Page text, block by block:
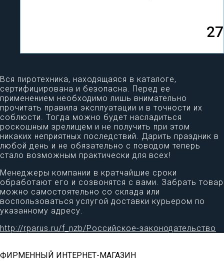
Вся пиротехника, находящаяся в каталоге,
сертифицирована и безопасна. Перед ее
применением необходимо лишь внимательно
прочитать правила эксплуатации и в точности их
соблюсти. Тогда можно будет насладиться
роскошным зрелищем и не получить при этом
никаких неприятных последствий. Дарить праздник в
любой день и не обязательно с поводом теперь
стало возможным практически для всех!
Менеджеры компании в кратчайшие сроки
обработают его и созвонятся с вами. Забрать товар
можно самостоятельно со склада или
воспользоваться услугой доставки курьером по
указанному адресу.
http://rparus.ru/f_nzb/Российское-законодательство
ФИРМЕННЫЙ ИНТЕРНЕТ-МАГАЗИН